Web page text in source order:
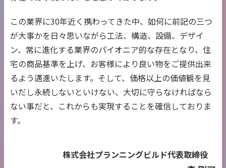
この業界に30年近く携わってきた中、如何に前記の三つ
が大事かを日々思いながら工法、構造、設備、デザイ
ン、常に進化する業界のパイオニア的な存在となり、住
宅の商品基準を上げ、お客様により良い物をご提供出来
るよう邁進いたします。そして、価格以上の価値観を見
いだし永続しないといけない、大切に守らなければなら
ない事だと、これからも実現することを確信しておりま
す。
株式会社プランニングビルド代表取締役